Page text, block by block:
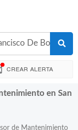
De Borja
Crear alerta
en San
de Mantenimiento